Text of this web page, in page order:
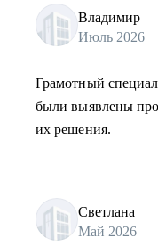
Владимир
Июль 2026
Грамотный
были выявлены
их решения.
Светлана
Май 2026